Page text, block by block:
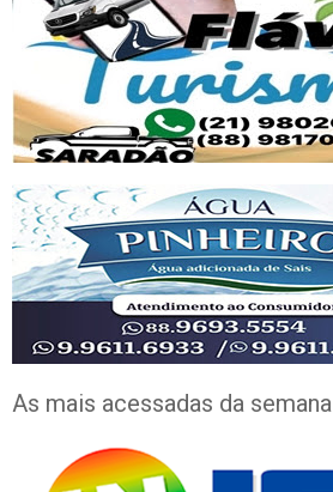
As mais acessadas da semana